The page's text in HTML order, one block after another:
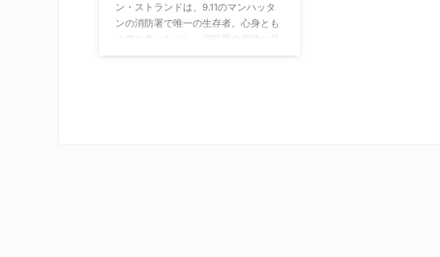
ン・ストランドは、9.11のマンハッタ
ンの消防署で唯一の生存者。心身とも
に傷を負いながら、消防署の再建に尽